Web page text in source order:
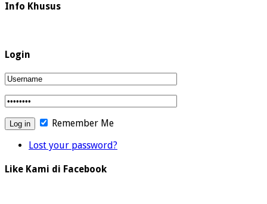
Info Khusus
Login
Remember Me
Lost your password?
Like Kami di Facebook